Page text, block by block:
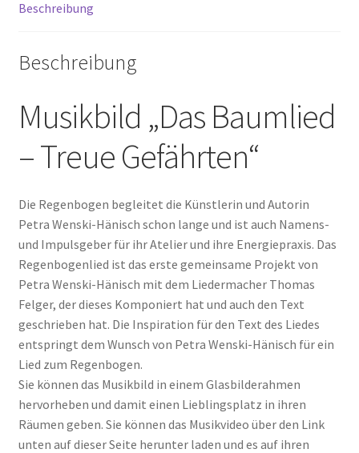
Beschreibung
Beschreibung
Musikbild „Das Baumlied
– Treue Gefährten“
Die Regenbogen begleitet die Künstlerin und Autorin
Petra Wenski-Hänisch schon lange und ist auch Namens-
und Impulsgeber für ihr Atelier und ihre Energiepraxis. Das
Regenbogenlied ist das erste gemeinsame Projekt von
Petra Wenski-Hänisch mit dem Liedermacher Thomas
Felger, der dieses Komponiert hat und auch den Text
geschrieben hat. Die Inspiration für den Text des Liedes
entspringt dem Wunsch von Petra Wenski-Hänisch für ein
Lied zum Regenbogen.
Sie können das Musikbild in einem Glasbilderahmen
hervorheben und damit einen Lieblingsplatz in ihren
Räumen geben. Sie können das Musikvideo über den Link
unten auf dieser Seite herunter laden und es auf ihren